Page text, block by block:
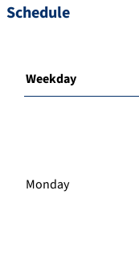
Schedule
Weekday
Monday